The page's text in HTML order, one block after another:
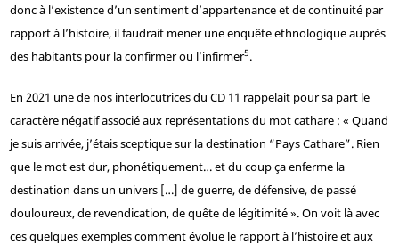
donc à l’existence d’un sentiment d’appartenance et de continuité par
rapport à l’histoire, il faudrait mener une enquête ethnologique auprès
des habitants pour la confirmer ou l’infirmer5.
En 2021 une de nos interlocutrices du CD 11 rappelait pour sa part le
caractère négatif associé aux représentations du mot cathare : « Quand
je suis arrivée, j’étais sceptique sur la destination “Pays Cathare”. Rien
que le mot est dur, phonétiquement… et du coup ça enferme la
destination dans un univers […] de guerre, de défensive, de passé
douloureux, de revendication, de quête de légitimité ». On voit là avec
ces quelques exemples comment évolue le rapport à l’histoire et aux